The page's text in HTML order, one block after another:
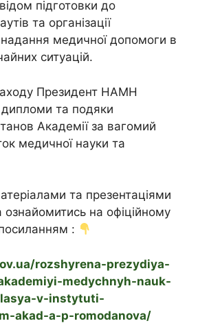
підготовки до
та організації
медичної допомоги в
ситуацій.
Президент НАМН
дипломи та подяки
Академії за вагомий
медичної науки та
та презентаціями
на офіційному
:
rozshyrena-prezydiya-
medychnyh-nauk-
v-instytuti-
akad-a-p-romodanova/